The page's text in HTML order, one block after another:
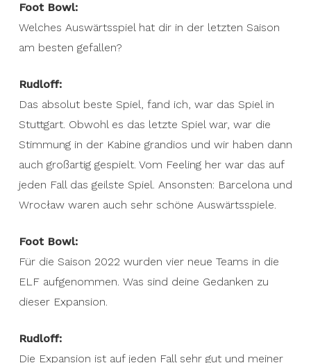
Foot Bowl:
Welches Auswärtsspiel hat dir in der letzten Saison
am besten gefallen?
Rudloff:
Das absolut beste Spiel, fand ich, war das Spiel in
Stuttgart. Obwohl es das letzte Spiel war, war die
Stimmung in der Kabine grandios und wir haben dann
auch großartig gespielt. Vom Feeling her war das auf
jeden Fall das geilste Spiel. Ansonsten: Barcelona und
Wrocław waren auch sehr schöne Auswärtsspiele.
Foot Bowl:
Für die Saison 2022 wurden vier neue Teams in die
ELF aufgenommen. Was sind deine Gedanken zu
dieser Expansion.
Rudloff:
Die Expansion ist auf jeden Fall sehr gut und meiner